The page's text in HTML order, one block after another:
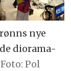
nye
diorama-
Foto: Pol